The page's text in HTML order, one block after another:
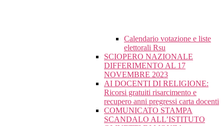
Calendario votazione e liste
elettorali Rsu
SCIOPERO NAZIONALE
DIFFERIMENTO AL 17
NOVEMBRE 2023
AI DOCENTI DI RELIGIONE:
Ricorsi gratuiti risarcimento e
recupero anni pregressi carta docenti
COMUNICATO STAMPA
SCANDALO ALL’ISTITUTO